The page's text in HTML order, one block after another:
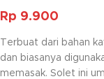
Rp 9.900
Terbuat dari bahan
dan biasanya
memasak. Solet ini